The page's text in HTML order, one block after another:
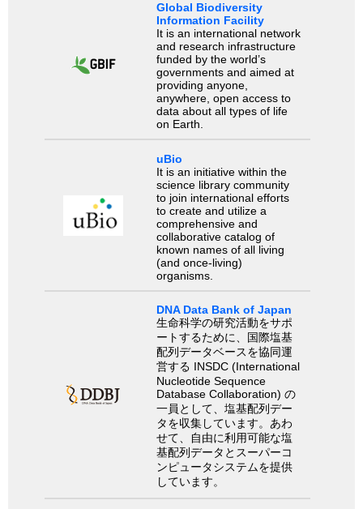
Global Biodiversity
Information Facility
It is an international network
and research infrastructure
funded by the world’s
governments and aimed at
providing anyone,
anywhere, open access to
data about all types of life
on Earth.
uBio
It is an initiative within the
science library community
to join international efforts
to create and utilize a
comprehensive and
collaborative catalog of
known names of all living
(and once-living)
organisms.
DNA Data Bank of Japan
生命科学の研究活動をサポ
ートするために、国際塩基
配列データベースを協同運
営する INSDC (International
Nucleotide Sequence
Database Collaboration) の
一員として、塩基配列デー
タを収集しています。あわ
せて、自由に利用可能な塩
基配列データとスーパーコ
ンピュータシステムを提供
しています。